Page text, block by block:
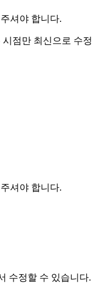
셔야 합니다.
점만 최신으로 수정
셔야 합니다.
수정할 수 있습니다.